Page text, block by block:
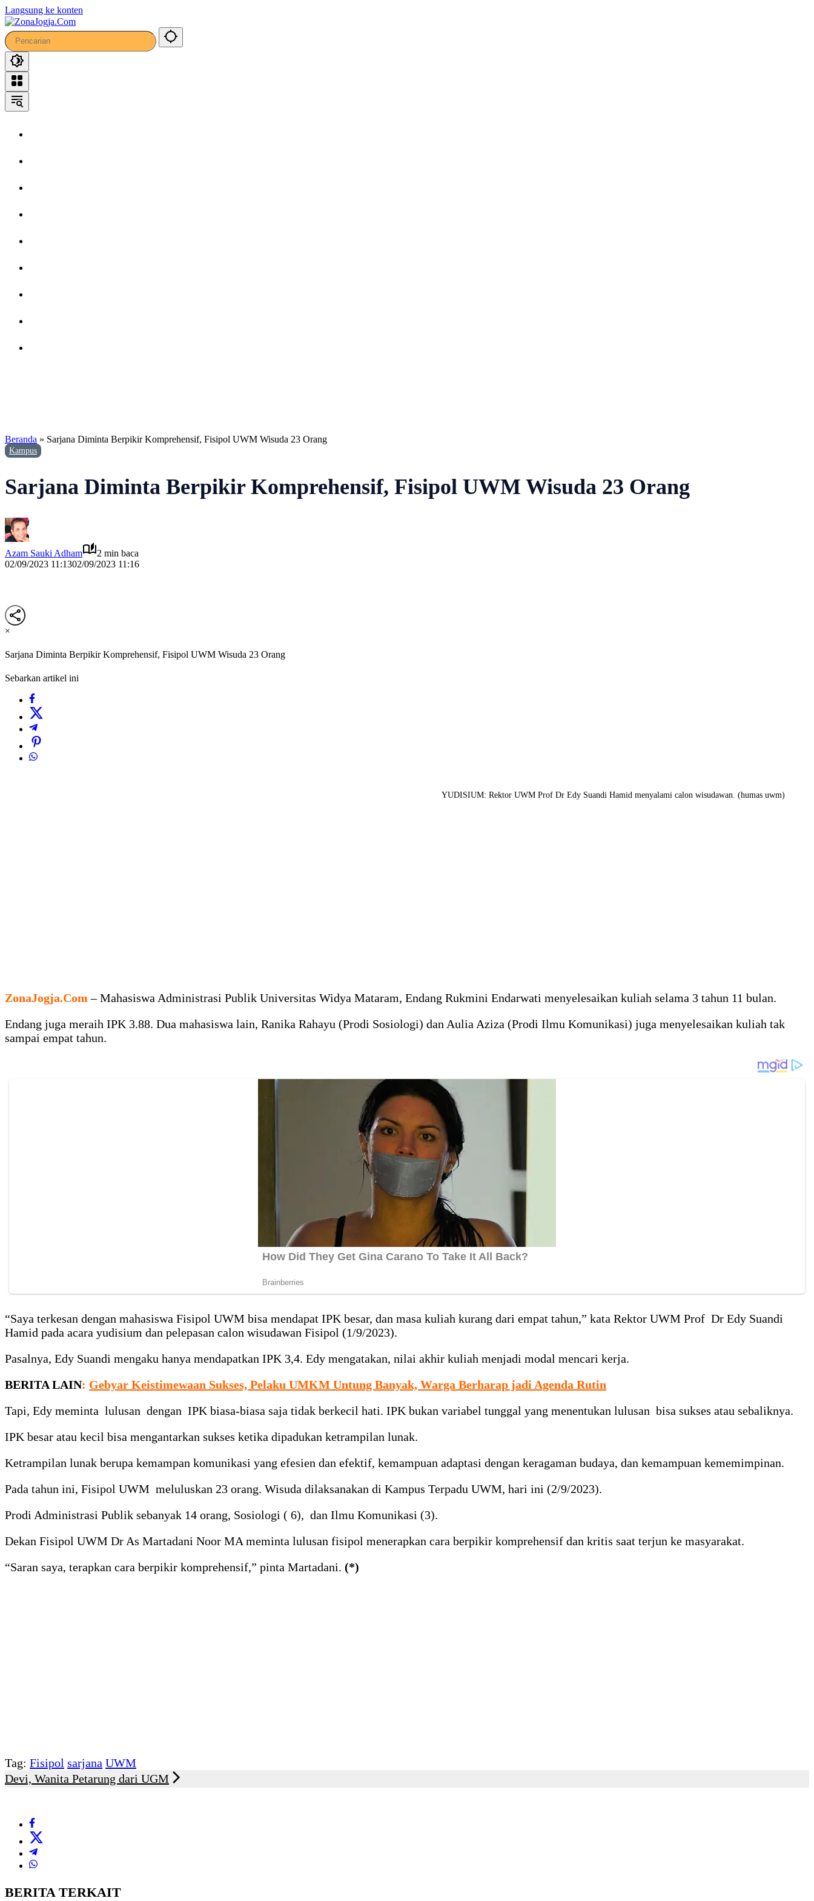
Langsung ke konten
Beranda » Sarjana Diminta Berpikir Komprehensif, Fisipol UWM Wisuda 23 Orang
Kampus
Sarjana Diminta Berpikir Komprehensif, Fisipol UWM Wisuda 23 Orang
Azam Sauki Adham
2 min baca
02/09/2023 11:1302/09/2023 11:16
×
Sarjana Diminta Berpikir Komprehensif, Fisipol UWM Wisuda 23 Orang
Sebarkan artikel ini
YUDISIUM: Rektor UWM Prof Dr Edy Suandi Hamid menyalami calon wisudawan. (humas uwm)
ZonaJogja.Com – Mahasiswa Administrasi Publik Universitas Widya Mataram, Endang Rukmini Endarwati menyelesaikan kuliah selama 3 tahun 11 bulan.
Endang juga meraih IPK 3.88. Dua mahasiswa lain, Ranika Rahayu (Prodi Sosiologi) dan Aulia Aziza (Prodi Ilmu Komunikasi) juga menyelesaikan kuliah tak
sampai empat tahun.
“Saya terkesan dengan mahasiswa Fisipol UWM bisa mendapat IPK besar, dan masa kuliah kurang dari empat tahun,” kata Rektor UWM Prof Dr Edy Suandi
Hamid pada acara yudisium dan pelepasan calon wisudawan Fisipol (1/9/2023).
Pasalnya, Edy Suandi mengaku hanya mendapatkan IPK 3,4. Edy mengatakan, nilai akhir kuliah menjadi modal mencari kerja.
BERITA LAIN: Gebyar Keistimewaan Sukses, Pelaku UMKM Untung Banyak, Warga Berharap jadi Agenda Rutin
Tapi, Edy meminta lulusan dengan IPK biasa-biasa saja tidak berkecil hati. IPK bukan variabel tunggal yang menentukan lulusan bisa sukses atau sebaliknya.
IPK besar atau kecil bisa mengantarkan sukses ketika dipadukan ketrampilan lunak.
Ketrampilan lunak berupa kemampan komunikasi yang efesien dan efektif, kemampuan adaptasi dengan keragaman budaya, dan kemampuan kememimpinan.
Pada tahun ini, Fisipol UWM meluluskan 23 orang. Wisuda dilaksanakan di Kampus Terpadu UWM, hari ini (2/9/2023).
Prodi Administrasi Publik sebanyak 14 orang, Sosiologi ( 6), dan Ilmu Komunikasi (3).
Dekan Fisipol UWM Dr As Martadani Noor MA meminta lulusan fisipol menerapkan cara berpikir komprehensif dan kritis saat terjun ke masyarakat.
“Saran saya, terapkan cara berpikir komprehensif,” pinta Martadani. (*)
Tag: Fisipol sarjana UWM
Devi, Wanita Petarung dari UGM
BERITA TERKAIT